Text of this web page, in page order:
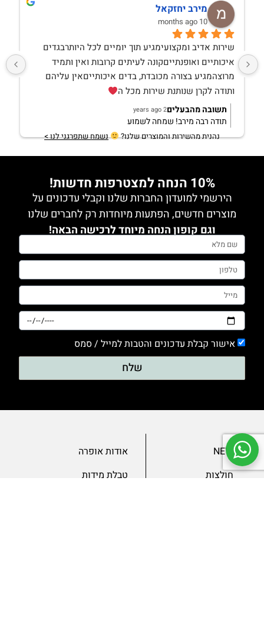
מירב יחזקאל
10 months ago
ותודה לקרן שנותנת שירות מכל ה
תשובה מהבעלים2 years ago
תודה רבה מירב! שמחה לשמוע
נהנית מהשירות והמוצרים שלנו? נשמח שתפרגני לנו >
10% הנחה למצטרפות חדשות!
הירשמי למועדון החברות שלנו וקבלי עדכונים על
מוצרים חדשים, הפתעות מיוחדות רק לחברים שלנו
וגם קופון הנחה מיוחד לרכישה הבאה!
אישור קבלת עדכונים והטבות למייל / סמס
שלח
NEW
חולצות
אודות אופרה
טבלת מידות